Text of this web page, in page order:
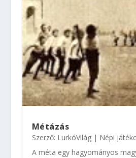
Métázás
Szerző: LurkóVilág| Népi
A méta egy hagyományos